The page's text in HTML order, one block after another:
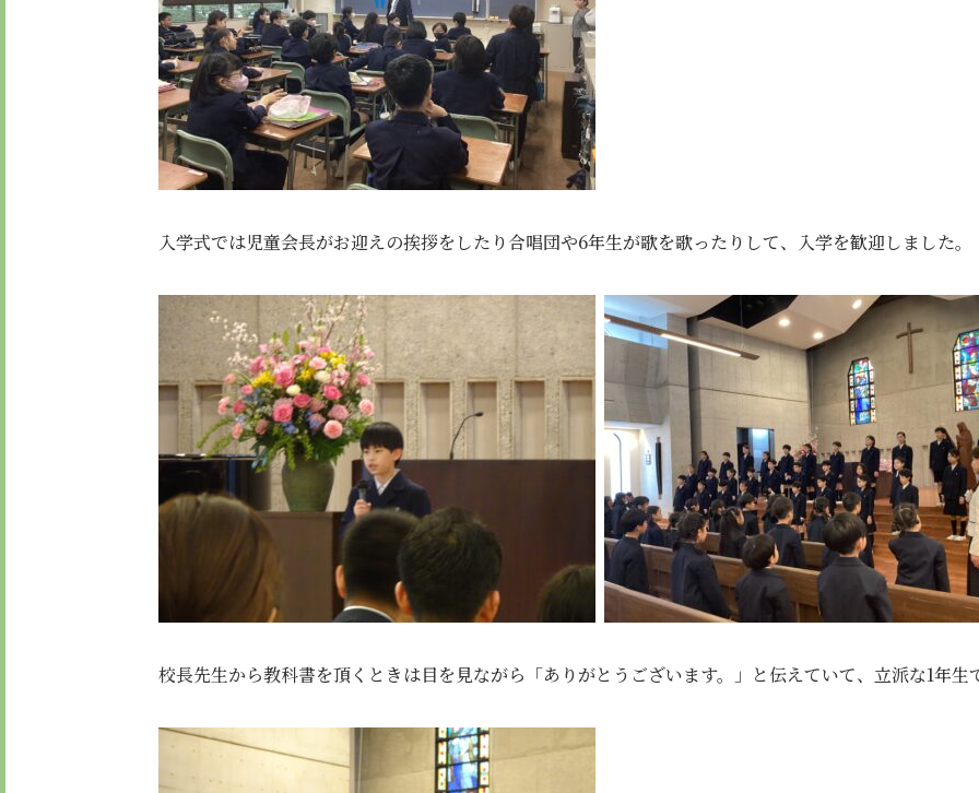
入学式では児童会長がお迎えの挨拶をしたり合唱団や6年生が歌を歌ったりして、入学を歓迎しました。
校長先生から教科書を頂くときは目を見ながら「ありがとうございます。」と伝えていて、立派な1年生